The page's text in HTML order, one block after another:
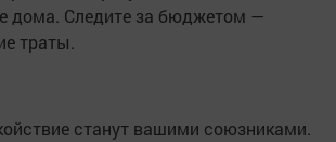
дома. Следите за бюджетом —
траты.
станут вашими союзниками.